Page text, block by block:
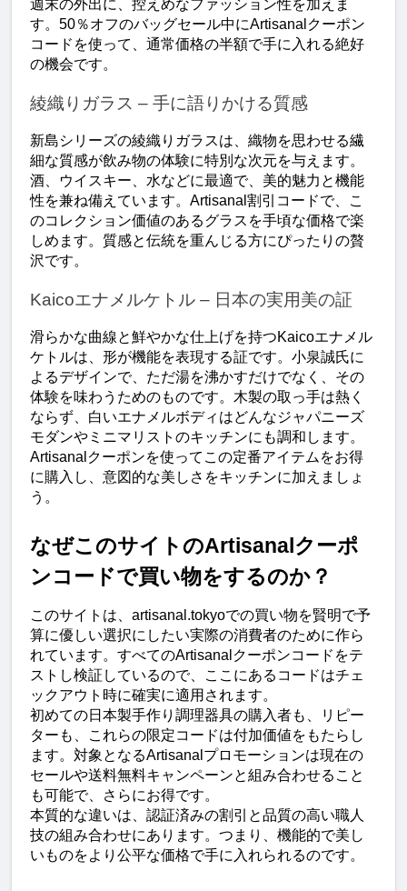
週末の外出に、控えめなファッション性を加えま
す。50％オフのバッグセール中にArtisanalクーポン
コードを使って、通常価格の半額で手に入れる絶好
の機会です。
綾織りガラス – 手に語りかける質感
新島シリーズの綾織りガラスは、織物を思わせる繊
細な質感が飲み物の体験に特別な次元を与えます。
酒、ウイスキー、水などに最適で、美的魅力と機能
性を兼ね備えています。Artisanal割引コードで、こ
のコレクション価値のあるグラスを手頃な価格で楽
しめます。質感と伝統を重んじる方にぴったりの贅
沢です。
Kaicoエナメルケトル – 日本の実用美の証
滑らかな曲線と鮮やかな仕上げを持つKaicoエナメル
ケトルは、形が機能を表現する証です。小泉誠氏に
よるデザインで、ただ湯を沸かすだけでなく、その
体験を味わうためのものです。木製の取っ手は熱く
ならず、白いエナメルボディはどんなジャパニーズ
モダンやミニマリストのキッチンにも調和します。
Artisanalクーポンを使ってこの定番アイテムをお得
に購入し、意図的な美しさをキッチンに加えましょ
う。
なぜこのサイトのArtisanalクーポ
ンコードで買い物をするのか？
このサイトは、artisanal.tokyoでの買い物を賢明で予
算に優しい選択にしたい実際の消費者のために作ら
れています。すべてのArtisanalクーポンコードをテ
ストし検証しているので、ここにあるコードはチェ
ックアウト時に確実に適用されます。
初めての日本製手作り調理器具の購入者も、リピー
ターも、これらの限定コードは付加価値をもたらし
ます。対象となるArtisanalプロモーションは現在の
セールや送料無料キャンペーンと組み合わせること
も可能で、さらにお得です。
本質的な違いは、認証済みの割引と品質の高い職人
技の組み合わせにあります。つまり、機能的で美し
いものをより公平な価格で手に入れられるのです。